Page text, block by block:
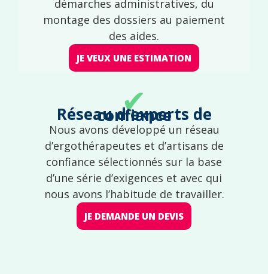
démarches administratives, du
montage des dossiers au paiement
des aides.
JE VEUX UNE ESTIMATION
✔
Réseau d'experts de confiance
Nous avons développé un réseau
d’ergothérapeutes et d’artisans de
confiance sélectionnés sur la base
d’une série d’exigences et avec qui
nous avons l’habitude de travailler.
JE DEMANDE UN DEVIS